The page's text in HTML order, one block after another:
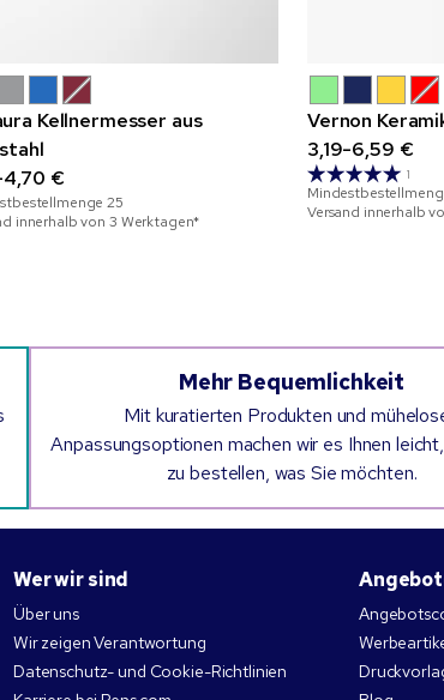
Kellnermesser aus
4,70 €
25
innerhalb von 3 Werktagen*
Vernon
3,19-6,59 €
1
Versand innerhalb
Mehr Bequemlichkeit
Mit kuratierten Produkten und
Anpassungsoptionen machen wir es Ihnen
zu bestellen, was Sie möchten.
Wer wir sind
Über uns
Wir zeigen Verantwortung
Datenschutz- und Cookie-Richtlinien